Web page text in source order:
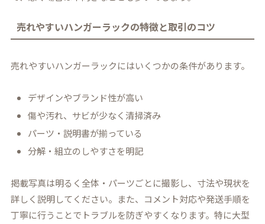
売れやすいハンガーラックの特徴と取引のコツ
売れやすいハンガーラックにはいくつかの条件があります。
デザインやブランド性が高い
傷や汚れ、サビが少なく清掃済み
パーツ・説明書が揃っている
分解・組立のしやすさを明記
掲載写真は明るく全体・パーツごとに撮影し、寸法や現状を
詳しく説明してください。また、コメント対応や発送手順を
丁寧に行うことでトラブルを防ぎやすくなります。特に大型